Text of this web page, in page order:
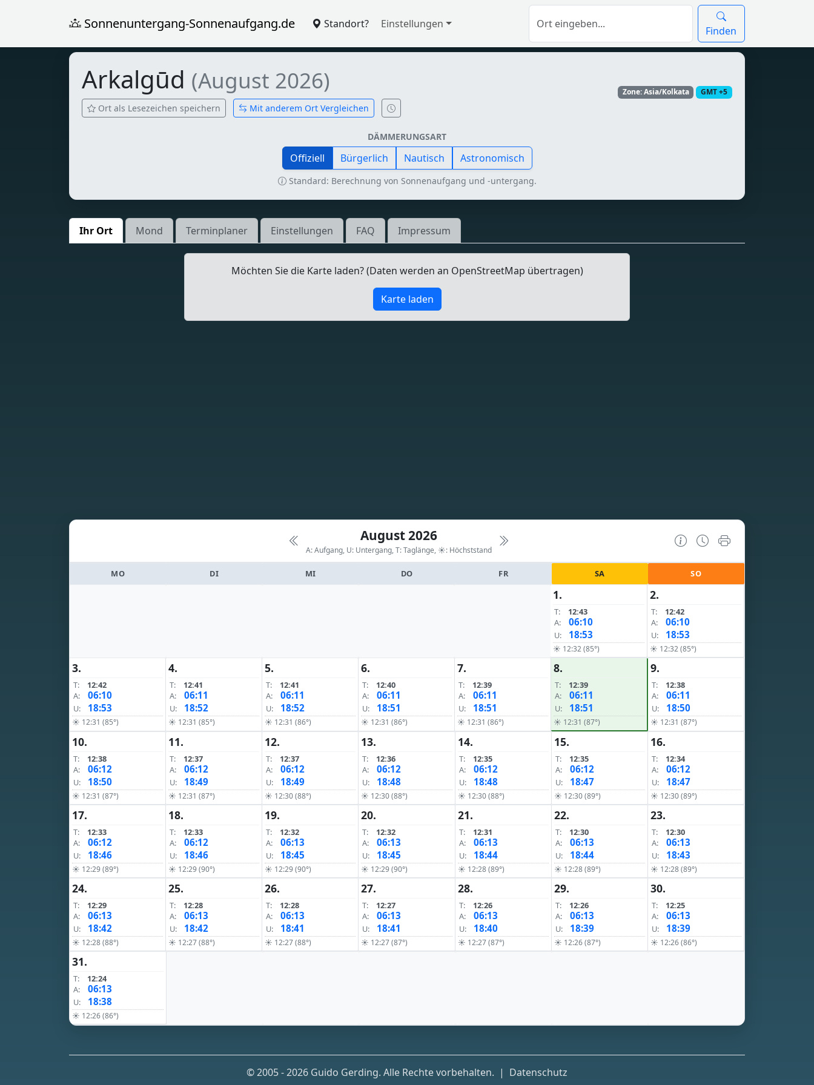
Sonnenuntergang-Sonnenaufgang.de Standort? Einstellungen
Finden
Arkalgūd (August 2026)
Ort als Lesezeichen speichern Mit anderem Ort Vergleichen
Zone: Asia/Kolkata GMT +5
DÄMMERUNGSART
Offiziell Bürgerlich Nautisch Astronomisch
Standard: Berechnung von Sonnenaufgang und -untergang.
Ihr Ort Mond Terminplaner Einstellungen FAQ Impressum
Möchten Sie die Karte laden? (Daten werden an OpenStreetMap übertragen)
Karte laden
August 2026
A: Aufgang, U: Untergang, T: Taglänge, ☀: Höchststand
MO DI MI DO FR SA SO
1.
T:
12:43
A:
06:10
U: 18:53
☀ 12:32 (85°)
2.
T:
12:42
A:
06:10
U: 18:53
☀ 12:32 (85°)
3.
T:
12:42
A:
06:10
U: 18:53
☀ 12:31 (85°)
4.
T:
12:41
A:
06:11
U: 18:52
☀ 12:31 (85°)
5.
T:
12:41
A:
06:11
U: 18:52
☀ 12:31 (86°)
6.
T:
12:40
A:
06:11
U: 18:51
☀ 12:31 (86°)
7.
T:
12:39
A:
06:11
U: 18:51
☀ 12:31 (86°)
8.
T:
12:39
A:
06:11
U: 18:51
☀ 12:31 (87°)
9.
T:
12:38
A:
06:11
U: 18:50
☀ 12:31 (87°)
10.
T:
12:38
A:
06:12
U: 18:50
☀ 12:31 (87°)
11.
T:
12:37
A:
06:12
U: 18:49
☀ 12:31 (87°)
12.
T:
12:37
A:
06:12
U: 18:49
☀ 12:30 (88°)
13.
T:
12:36
A:
06:12
U: 18:48
☀ 12:30 (88°)
14.
T:
12:35
A:
06:12
U: 18:48
☀ 12:30 (88°)
15.
T:
12:35
A:
06:12
U: 18:47
☀ 12:30 (89°)
16.
T:
12:34
A:
06:12
U: 18:47
☀ 12:30 (89°)
17.
T:
12:33
A:
06:12
U: 18:46
☀ 12:29 (89°)
18.
T:
12:33
A:
06:12
U: 18:46
☀ 12:29 (90°)
19.
T:
12:32
A:
06:13
U: 18:45
☀ 12:29 (90°)
20.
T:
12:32
A:
06:13
U: 18:45
☀ 12:29 (90°)
21.
T:
12:31
A:
06:13
U: 18:44
☀ 12:28 (89°)
22.
T:
12:30
A:
06:13
U: 18:44
☀ 12:28 (89°)
23.
T:
12:30
A:
06:13
U: 18:43
☀ 12:28 (89°)
24.
T:
12:29
A:
06:13
U: 18:42
☀ 12:28 (88°)
25.
T:
12:28
A:
06:13
U: 18:42
☀ 12:27 (88°)
26.
T:
12:28
A:
06:13
U: 18:41
☀ 12:27 (88°)
27.
T:
12:27
A:
06:13
U: 18:41
☀ 12:27 (87°)
28.
T:
12:26
A:
06:13
U: 18:40
☀ 12:27 (87°)
29.
T:
12:26
A:
06:13
U: 18:39
☀ 12:26 (87°)
30.
T:
12:25
A:
06:13
U: 18:39
☀ 12:26 (86°)
31.
T:
12:24
A:
06:13
U: 18:38
☀ 12:26 (86°)
© 2005 - 2026 Guido Gerding. Alle Rechte vorbehalten. | Datenschutz